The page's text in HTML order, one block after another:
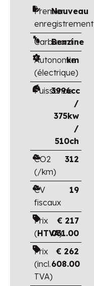
Premier
enregistrement
Nouveau
Carburant
Benzine
Autonomie
(électrique)
km
Puissance
3996cc
/
375kw
/
510ch
CO2
(/km)
312
CV
fiscaux
19
Prix
(HTVA)
€ 217
031.00
Prix
(incl.
TVA)
€ 262
608.00